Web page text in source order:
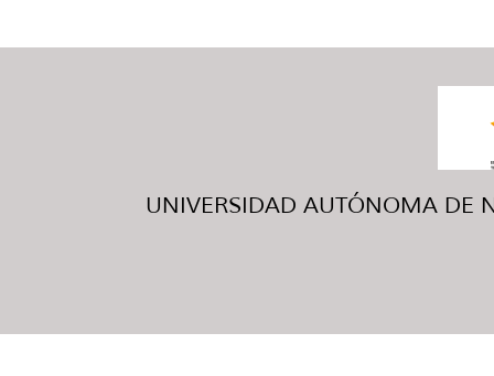
UNIVERSIDAD AUTÓNOMA DE